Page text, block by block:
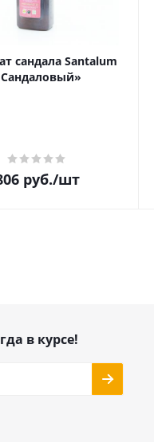
сандала Santalum
руб./шт
в курсе!